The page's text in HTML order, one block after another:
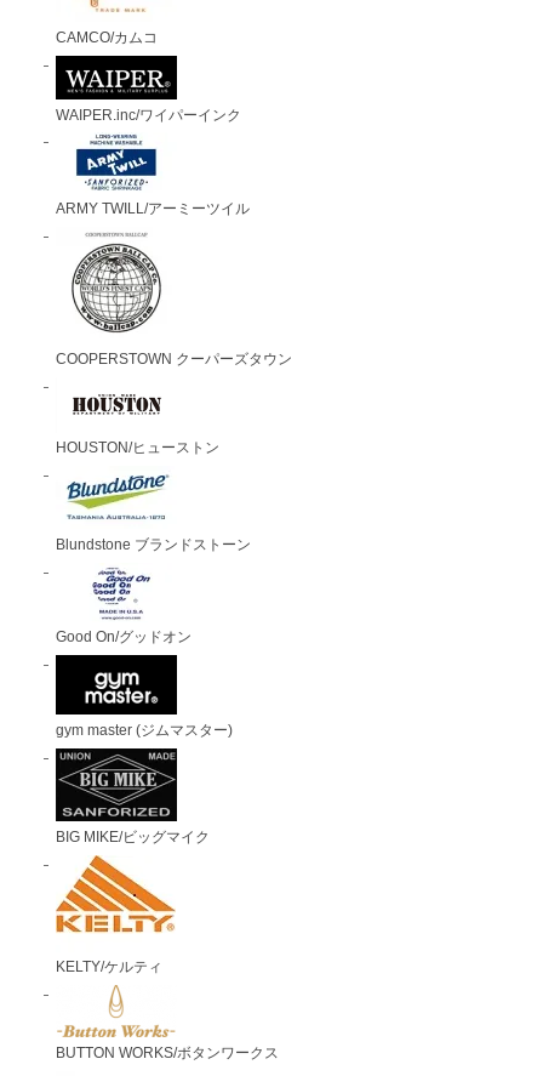
CAMCO/カムコ
WAIPER.inc/ワイパーインク
ARMY TWILL/アーミーツイル
COOPERSTOWN クーパーズタウン
HOUSTON/ヒューストン
Blundstone ブランドストーン
Good On/グッドオン
gym master (ジムマスター)
BIG MIKE/ビッグマイク
KELTY/ケルティ
BUTTON WORKS/ボタンワークス